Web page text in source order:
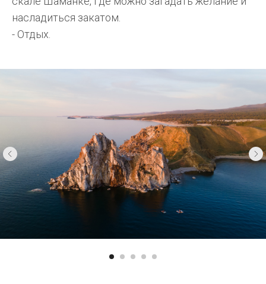
насладиться закатом.
- Отдых.